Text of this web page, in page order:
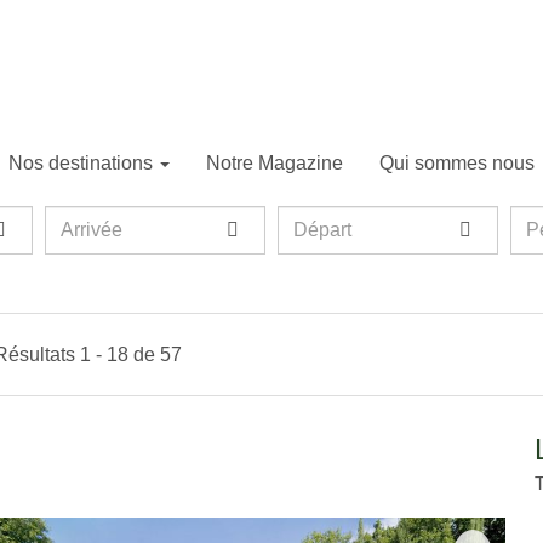
Nos destinations Notre Magazine Qui sommes nous
Arrivée Départ
Pise Montopoli in Val D'Arno
1 - 18 de 57